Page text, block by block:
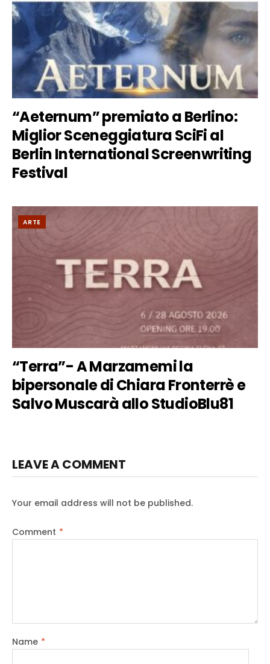
“Aeternum” premiato a Berlino:
Miglior Sceneggiatura SciFi al
Berlin International Screenwriting
Festival
ARTE
“Terra”- A Marzamemi la
bipersonale di Chiara Fronterrè e
Salvo Muscarà allo StudioBlu81
LEAVE A COMMENT
Your email address will not be published.
Comment *
Name *